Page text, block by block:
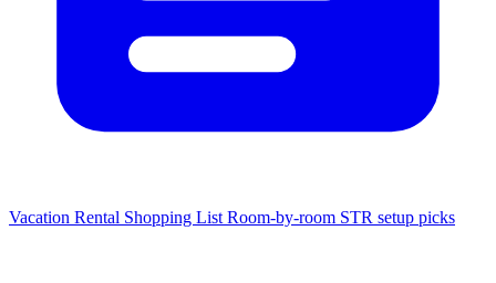
Vacation Rental Shopping List Room-by-room STR setup picks